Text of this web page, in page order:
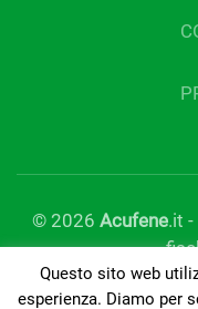
© 2026 Acufene.it -
gestito da
Questo sito web
esperienza. Diamo per